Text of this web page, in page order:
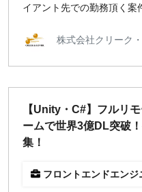
イアント先での勤務頂く案
株式会社クリーク
【Unity・C#】フルリ
ームで世界3億DL突破
集！
フロントエンドエンジ